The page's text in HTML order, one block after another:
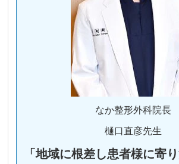
なか整形外科院長
樋口直彦先生
「地域に根差し患者様に寄